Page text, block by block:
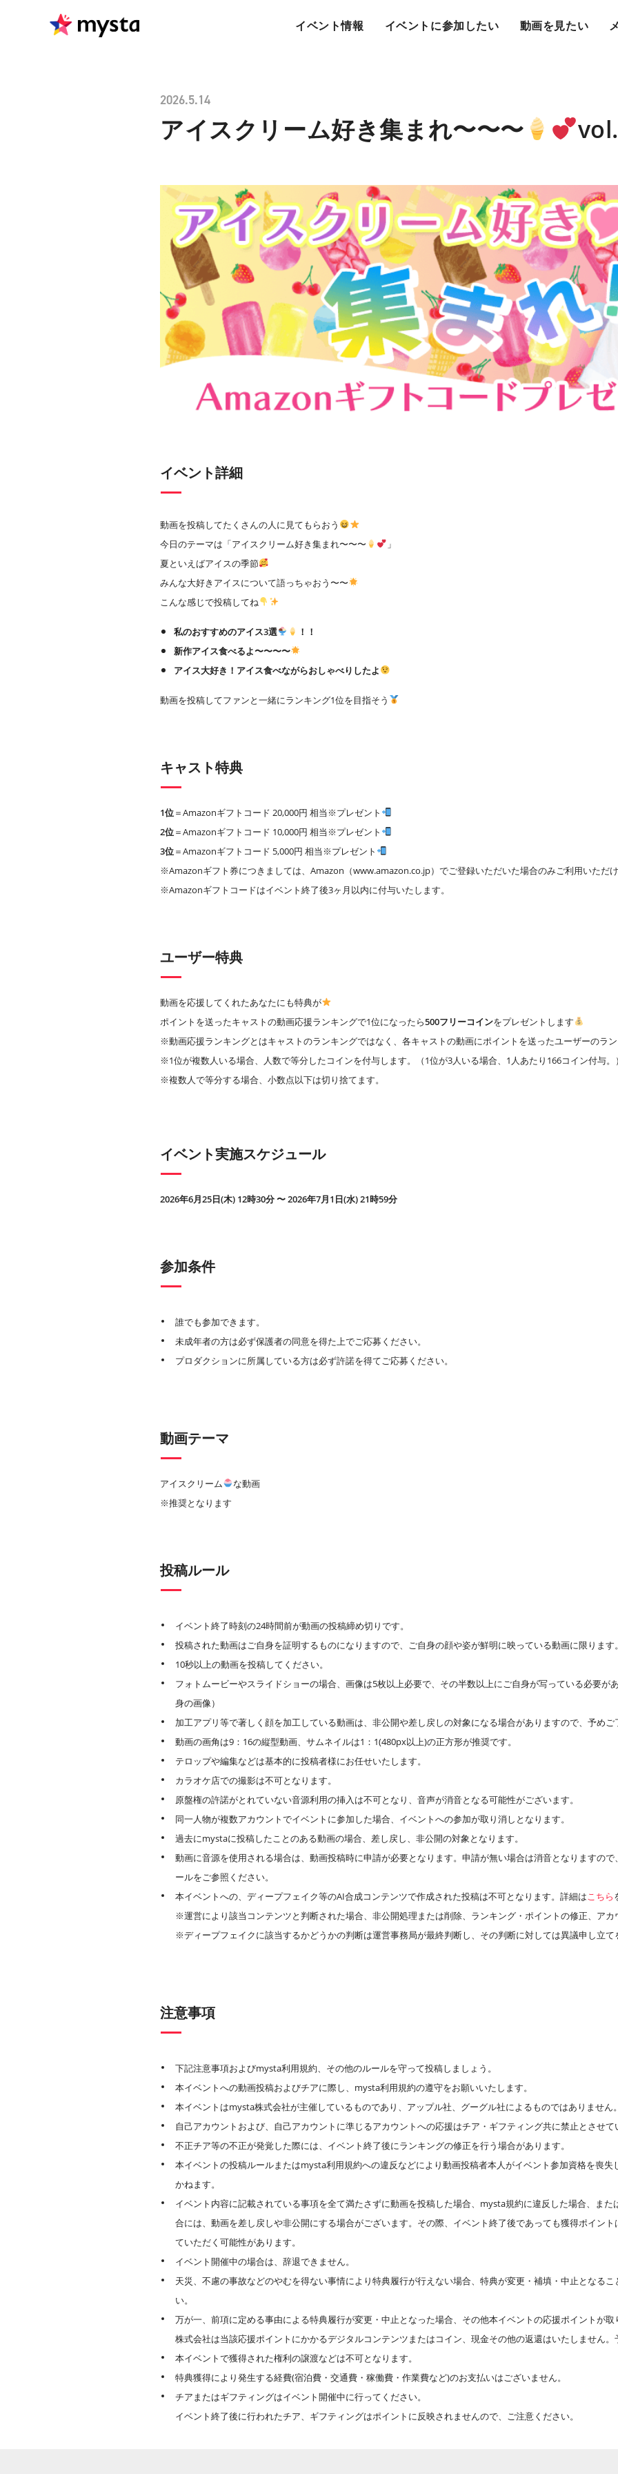
イベント情報 イベントに参加したい 動画を見たい
2026.5.14
アイスクリーム好き集まれ〜〜〜
イベント詳細
動画を投稿してたくさんの人に見てもらおう
今日のテーマは「アイスクリーム好き集まれ〜〜〜
」
夏といえばアイスの季節
みんな大好きアイスについて語っちゃおう〜〜
こんな感じで投稿してね
私のおすすめのアイス3選
！！
新作アイス食べるよ〜〜〜〜
アイス大好き！アイス食べながらおしゃべりしたよ
動画を投稿してファンと一緒にランキング1位を目指そう
キャスト特典
1位＝Amazonギフトコード 20,000円 相当※プレゼント
2位＝Amazonギフトコード 10,000円 相当※プレゼント
3位＝Amazonギフトコード 5,000円 相当※プレゼント
※Amazonギフト券につきましては、Amazon（www.amazon.co.jp）でご登録いただいた場合のみご利用いただ
※Amazonギフトコードはイベント終了後3ヶ月以内に付与いたします。
ユーザー特典
動画を応援してくれたあなたにも特典が
ポイントを送ったキャストの動画応援ランキングで1位になったら500フリーコインをプレゼントします
※動画応援ランキングとはキャストのランキングではなく、各キャストの動画にポイントを送ったユーザーのラ
※1位が複数人いる場合、人数で等分したコインを付与します。（1位が3人いる場合、1人あたり166コイン付与。
※複数人で等分する場合、小数点以下は切り捨てます。
イベント実施スケジュール
2026年6月25日(木) 12時30分 〜 2026年7月1日(水) 21時59分
参加条件
誰でも参加できます。
未成年者の方は必ず保護者の同意を得た上でご応募ください。
プロダクションに所属している方は必ず許諾を得てご応募ください。
動画テーマ
アイスクリーム
な動画
※推奨となります
投稿ルール
イベント終了時刻の24時間前が動画の投稿締め切りです。
投稿された動画はご自身を証明するものになりますので、ご自身の顔や姿が鮮明に映っている動画に限ります
10秒以上の動画を投稿してください。
フォトムービーやスライドショーの場合、画像は5枚以上必要で、その半数以上にご自身が写っている必要が
身の画像）
加工アプリ等で著しく顔を加工している動画は、非公開や差し戻しの対象になる場合がありますので、予めご
動画の画角は9：16の縦型動画、サムネイルは1：1(480px以上)の正方形が推奨です。
テロップや編集などは基本的に投稿者様にお任せいたします。
カラオケ店での撮影は不可となります。
原盤権の許諾がとれていない音源利用の挿入は不可となり、音声が消音となる可能性がございます。
同一人物が複数アカウントでイベントに参加した場合、イベントへの参加が取り消しとなります。
過去にmystaに投稿したことのある動画の場合、差し戻し、非公開の対象となります。
動画に音源を使用される場合は、動画投稿時に申請が必要となります。申請が無い場合は消音となりますの
ールをご参照ください。
本イベントへの、ディープフェイク等のAI合成コンテンツで作成された投稿は不可となります。詳細はこちら
※運営により該当コンテンツと判断された場合、非公開処理または削除、ランキング・ポイントの修正、ア
※ディープフェイクに該当するかどうかの判断は運営事務局が最終判断し、その判断に対しては異議申し立て
注意事項
下記注意事項およびmysta利用規約、その他のルールを守って投稿しましょう。
本イベントへの動画投稿およびチアに際し、mysta利用規約の遵守をお願いいたします。
本イベントはmysta株式会社が主催しているものであり、アップル社、グーグル社によるものではありません
自己アカウントおよび、自己アカウントに準じるアカウントへの応援はチア・ギフティング共に禁止とさせて
不正チア等の不正が発覚した際には、イベント終了後にランキングの修正を行う場合があります。
本イベントの投稿ルールまたはmysta利用規約への違反などにより動画投稿者本人がイベント参加資格を喪
かねます。
イベント内容に記載されている事項を全て満たさずに動画を投稿した場合、mysta規約に違反した場合、ま
合には、動画を差し戻しや非公開にする場合がございます。その際、イベント終了後であっても獲得ポイン
ていただく可能性があります。
イベント開催中の場合は、辞退できません。
天災、不慮の事故などのやむを得ない事情により特典履行が行えない場合、特典が変更・補填・中止となる
い。
万が一、前項に定める事由による特典履行が変更・中止となった場合、その他本イベントの応援ポイントが
株式会社は当該応援ポイントにかかるデジタルコンテンツまたはコイン、現金その他の返還はいたしません
本イベントで獲得された権利の譲渡などは不可となります。
特典獲得により発生する経費(宿泊費・交通費・稼働費・作業費など)のお支払いはございません。
チアまたはギフティングはイベント開催中に行ってください。
イベント終了後に行われたチア、ギフティングはポイントに反映されませんので、ご注意ください。